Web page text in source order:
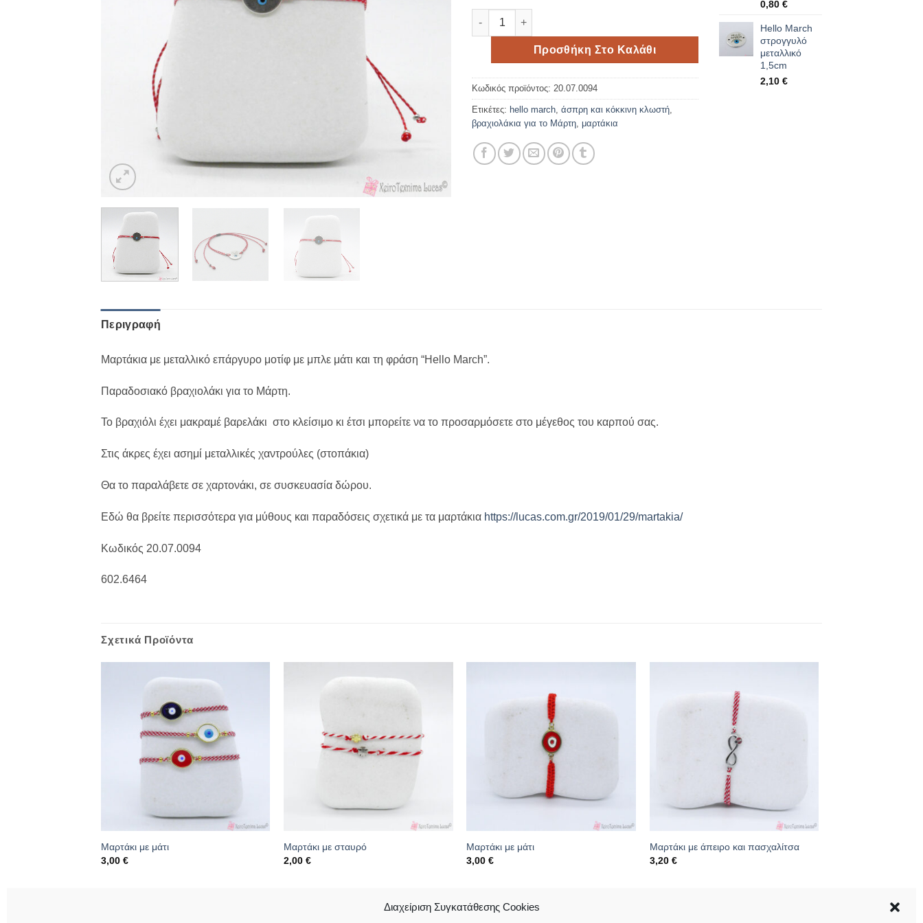
Διαχείριση Συγκατάθεσης Cookies
Βραχιόλι για το Μάρτη Hello March ποσότητα
Προσθήκη Στο Καλάθι
Κωδικός προϊόντος: 20.07.0094
Ετικέτες: hello march άσπρη και κόκκινη κλωστή
βραχιολάκια για το Μάρτη μαρτάκια
0,80 €
Hello March
στρογγυλό
μεταλλικό
1,5cm
2,10 €
Περιγραφή
Μαρτάκια με μεταλλικό επάργυρο μοτίφ με μπλε μάτι και τη φράση “Hello March”.
Παραδοσιακό βραχιολάκι για το Μάρτη.
Το βραχιόλι έχει μακραμέ βαρελάκι στο κλείσιμο κι έτσι μπορείτε να το προσαρμόσετε στο μέγεθος του καρπού σας.
Στις άκρες έχει ασημί μεταλλικές χαντρούλες (στοπάκια)
Θα το παραλάβετε σε χαρτονάκι, σε συσκευασία δώρου.
Εδώ θα βρείτε περισσότερα για μύθους και παραδόσεις σχετικά με τα μαρτάκια https://lucas.com.gr/2019/01/29/martakia/
Κωδικός 20.07.0094
602.6464
Σχετικά Προϊόντα
Μαρτάκι με μάτι
3,00 €
Μαρτάκι με σταυρό
2,00€
Μαρτάκι με μάτι
3,00€
Μαρτάκι με άπειρο και πασχαλίτσα
3,20 €